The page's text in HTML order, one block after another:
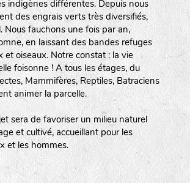
indigènes différentes. Depuis nous
des engrais verts très diversifiés,
Nous fauchons une fois par an,
en laissant des bandes refuges
et oiseaux. Notre constat : la vie
foisonne ! A tous les étages, du
Mammifères, Reptiles, Batraciens
animer la parcelle.
sera de favoriser un milieu naturel
et cultivé, accueillant pour les
et les hommes.